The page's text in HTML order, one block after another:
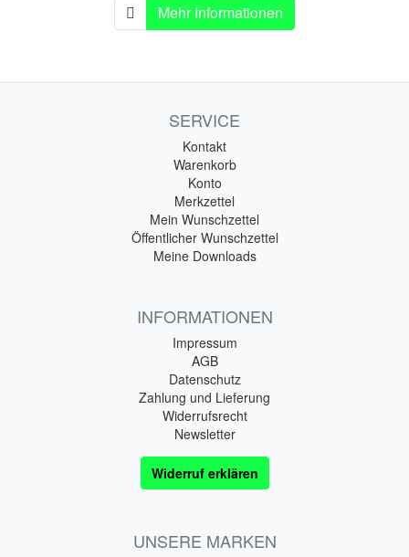
Mehr Informationen
SERVICE
Kontakt
Warenkorb
Konto
Merkzettel
Mein Wunschzettel
Öffentlicher Wunschzettel
Meine Downloads
INFORMATIONEN
Impressum
AGB
Datenschutz
Zahlung und Lieferung
Widerrufsrecht
Newsletter
Widerruf erklären
UNSERE MARKEN